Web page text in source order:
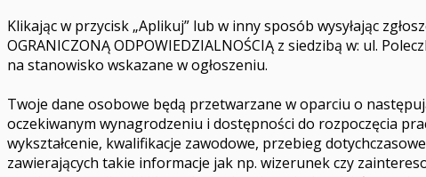
Klikając w przycisk „Aplikuj” lub w inny sposób wysyłając
OGRANICZONĄ ODPOWIEDZIALNOŚCIĄ z siedzibą w: ul.
na stanowisko wskazane w ogłoszeniu.
Twoje dane osobowe będą przetwarzane w oparciu o
oczekiwanym wynagrodzeniu i dostępności do rozpoczęcia
wykształcenie, kwalifikacje zawodowe, przebieg
zawierających takie informacje jak np. wizerunek czy